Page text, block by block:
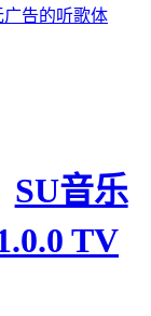
告的听歌体
SU音乐
TV